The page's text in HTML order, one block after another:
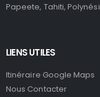
Papeete, Tahiti,
LIENS UTILES
Itinéraire Google Maps
Nous Contacter